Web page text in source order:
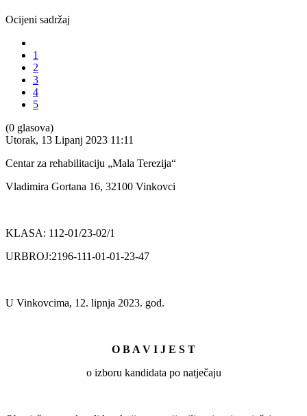
Ocijeni sadržaj
1
2
3
4
5
(0 glasova)
Utorak, 13 Lipanj 2023 11:11
Centar za rehabilitaciju „Mala Terezija“
Vladimira Gortana 16, 32100 Vinkovci
KLASA: 112-01/23-02/1
URBROJ:2196-111-01-01-23-47
U Vinkovcima, 12. lipnja 2023. god.
O B A V I J E S T
o izboru kandidata po natječaju